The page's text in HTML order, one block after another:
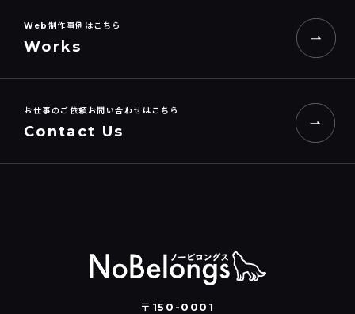
Web制作事例はこちら
Works
お仕事のご依頼お問い合わせはこちら
Contact Us
〒150-0001